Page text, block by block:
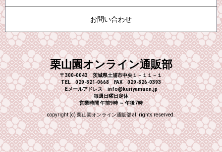
お問い合わせ
栗山園オンライン通販部
〒300-0043 茨城県土浦市中央１－１１－１
TEL 029-821-0668 FAX 029-826-0393
Eメールアドレス info@kuriyamaen.jp
毎週日曜日定休
営業時間 午前9時 ～ 午後7時
copyright (c) 栗山園オンライン通販部 all rights reserved.